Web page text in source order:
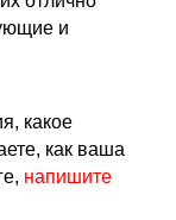
и
какое
как ваша
напишите